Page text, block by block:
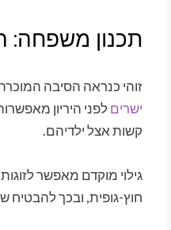
תכנון
זוהי כנראה הסיבה המוכרת והוותיקה
ישריםלפני היריון
קשות אצל ילדיהם.
חוץ-גופית, ובכך להבטיח